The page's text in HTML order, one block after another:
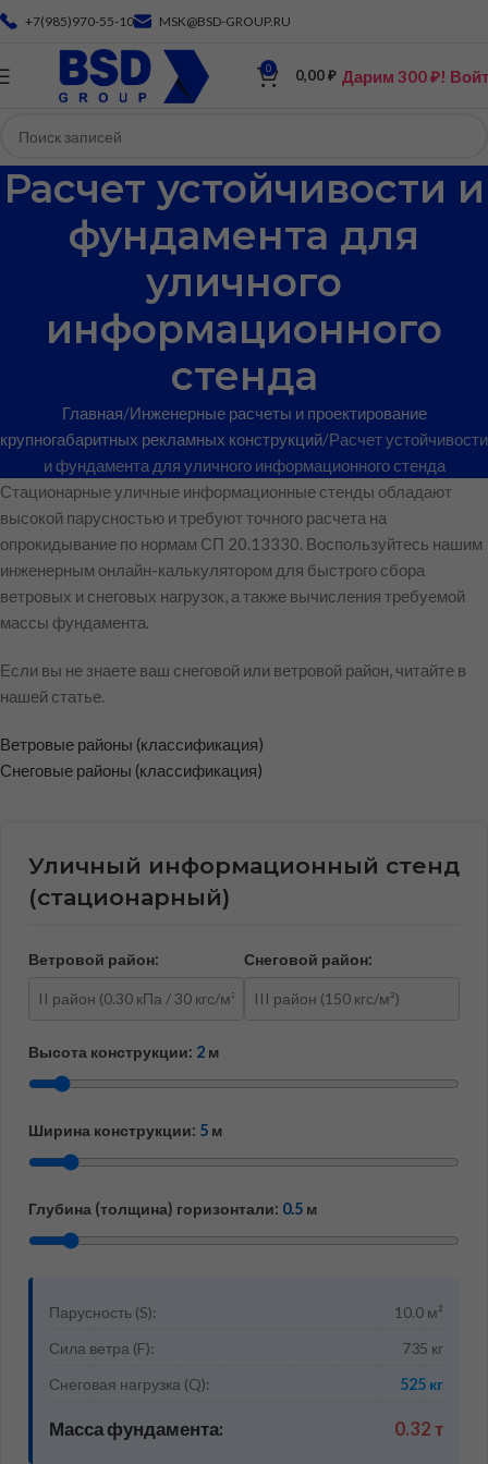
+7(985)970-55-10 MSK@BSD-GROUP.RU
0 0,00₽ Дарим 300 ₽!
Расчет устойчивости и
фундамента для
уличного
информационного
стенда
Главная Инженерные расчеты и проектирование
крупногабаритных рекламных конструкций Расчет устойчивости
и фундамента для уличного информационного стенда
Стационарные уличные информационные стенды обладают
высокой парусностью и требуют точного расчета на
опрокидывание по нормам СП 20.13330. Воспользуйтесь нашим
инженерным онлайн-калькулятором для быстрого сбора
ветровых и снеговых нагрузок, а также вычисления требуемой
массы фундамента.
Если вы не знаете ваш снеговой или ветровой район, читайте в
нашей статье.
Ветровые районы (классификация)
Снеговые районы (классификация)
Уличный информационный стенд
(стационарный)
Ветровой район: Снеговой район:
Высота конструкции: 2 м
Ширина конструкции: 5 м
Глубина (толщина) горизонтали: 0.5 м
Парусность (S): 10.0 м²
Сила ветра (F):
735 кг
Снеговая нагрузка (Q):
525 кг
Масса фундамента: 0.32 т